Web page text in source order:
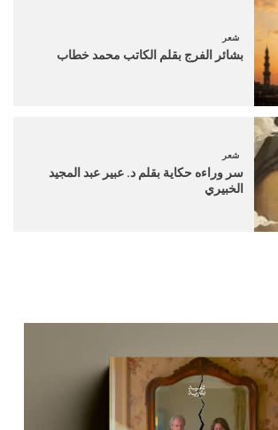
شعر
بشائر الفرج بقلم الكاتب محمد خطاب
شعر
سر وراءه حكاية بقلم د. عبير عبد المجيد
الخبيري